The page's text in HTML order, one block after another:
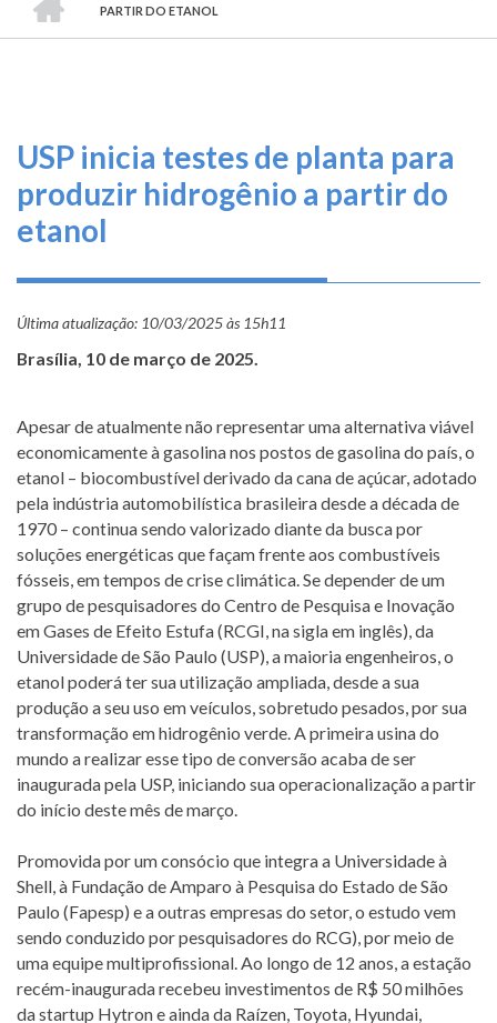
O
que
Informe-
se
Conosco
e
Contas
TRILHA
DE
PARTIR DO ETANOL
USP inicia testes de planta para
produzir hidrogênio a partir do
etanol
Última atualização: 10/03/2025 às 15h11
Brasília, 10 de março de 2025.
Apesar de atualmente não representar uma alternativa viável
economicamente à gasolina nos postos de gasolina do país, o
etanol – biocombustível derivado da cana de açúcar, adotado
pela indústria automobilística brasileira desde a década de
1970 – continua sendo valorizado diante da busca por
soluções energéticas que façam frente aos combustíveis
fósseis, em tempos de crise climática. Se depender de um
grupo de pesquisadores do Centro de Pesquisa e Inovação
em Gases de Efeito Estufa (RCGI, na sigla em inglês), da
Universidade de São Paulo (USP), a maioria engenheiros, o
etanol poderá ter sua utilização ampliada, desde a sua
produção a seu uso em veículos, sobretudo pesados, por sua
transformação em hidrogênio verde. A primeira usina do
mundo a realizar esse tipo de conversão acaba de ser
inaugurada pela USP, iniciando sua operacionalização a partir
do início deste mês de março.
Promovida por um consócio que integra a Universidade à
Shell, à Fundação de Amparo à Pesquisa do Estado de São
Paulo (Fapesp) e a outras empresas do setor, o estudo vem
sendo conduzido por pesquisadores do RCG), por meio de
uma equipe multiprofissional. Ao longo de 12 anos, a estação
recém-inaugurada recebeu investimentos de R$ 50 milhões
da startup Hytron e ainda da Raízen, Toyota, Hyundai,